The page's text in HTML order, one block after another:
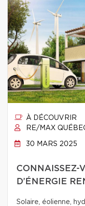
À DÉCOUVRIR
RE/MAX
30 MARS 2025
CONNAISSEZ-
D’ÉNERGIE
Solaire, éolienne,